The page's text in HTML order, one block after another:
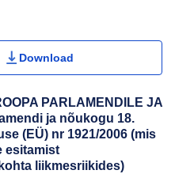
Portlet
Download
PARLAMENDILE JA
ja nõukogu 18.
(EÜ) nr 1921/2006 (mis
esitamist
liikmesriikides)